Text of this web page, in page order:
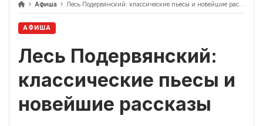
Афиша Лесь Подервянский: классические пьесы и новейшие рассказы
АФИША
Лесь Подервянский:
классические пьесы и
новейшие рассказы